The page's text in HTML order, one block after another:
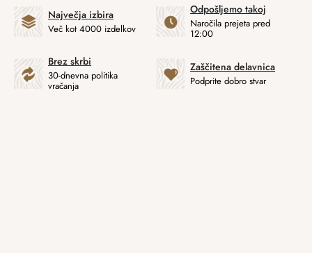
Največja izbira
Več kot 4000 izdelkov
Odpošljemo takoj
Naročila prejeta pred
12:00
Brez skrbi
30-dnevna politika
vračanja
Zaščitena delavnica
Podprite dobro stvar